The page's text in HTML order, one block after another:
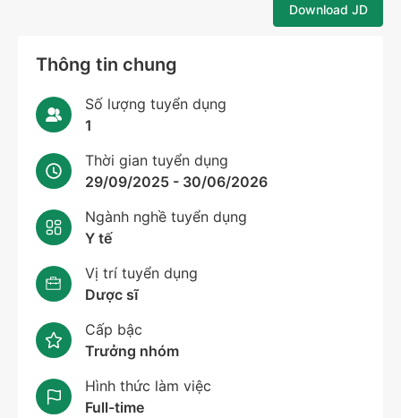
Download JD
Thông tin chung
Số lượng tuyển dụng
1
Thời gian tuyển dụng
29/09/2025 - 30/06/2026
Ngành nghề tuyển dụng
Y tế
Vị trí tuyển dụng
Dược sĩ
Cấp bậc
Trưởng nhóm
Hình thức làm việc
Full-time